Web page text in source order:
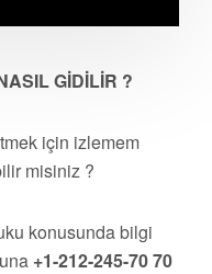
GİDİLİR ?
için izlemem
misiniz ?
konusunda bilgi
+1-212-245-70 70